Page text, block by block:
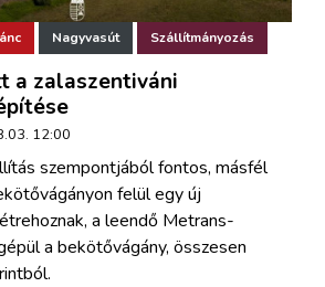
Nagyvasút Szállítmányozás
a zalaszentiváni
12:00
szempontjából fontos, másfél
felül egy új
a leendő Metrans-
a bekötővágány, összesen